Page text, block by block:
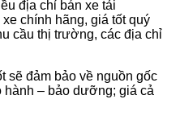
địa chỉ bán xe tải
chính hãng, giá tốt quý
cầu thị trường, các địa chỉ
sẽ đảm bảo về nguồn gốc
hành – bảo dưỡng; giá cả